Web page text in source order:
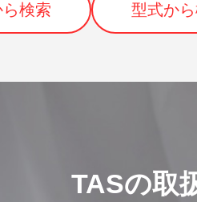
検索 型式か
TASの取